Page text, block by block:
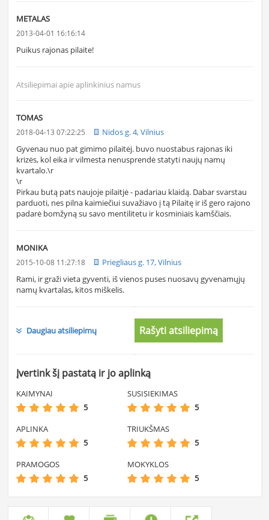
METALAS
2013-04-01 16:16:14
Puikus rajonas pilaite!
Atsiliepimai apie aplinkinius namus
TOMAS
2018-04-13 07:22:25
Nidos g. 4, Vilnius
Gyvenau nuo pat gimimo pilaitėj. buvo nuostabus rajonas iki
krizės, kol eika ir vilmesta nenusprendė statyti naujų namų
kvartalo.\r
\r
Pirkau butą pats naujoje pilaitjė - padariau klaidą. Dabar svarstau
parduoti, nes pilna kaimiečiui suvažiavo į tą Pilaitę ir iš gero rajono
padarė bomžyną su savo mentilitetu ir kosminiais kamščiais.
MONIKA
2015-10-08 11:27:18
Priegliaus g. 17, Vilnius
Rami, ir graži vieta gyventi, iš vienos puses nuosavų gyvenamųjų
namų kvartalas, kitos miškelis.
Daugiau atsiliepimų Rašyti atsiliepimą
Įvertink šį pastatą ir jo aplinką
KAIMYNAI
5
SUSISIEKIMAS
5
APLINKA
5
TRIUKŠMAS
5
PRAMOGOS
5
MOKYKLOS
5